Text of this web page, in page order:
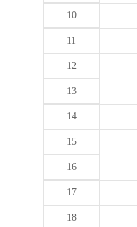
10
11
12
13
14
15
16
17
18